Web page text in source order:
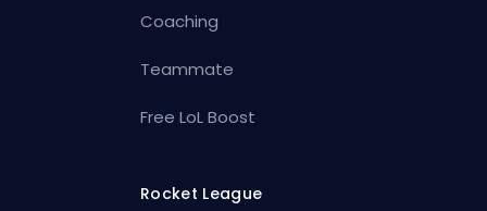
Coaching
Teammate
Free LoL Boost
Rocket League